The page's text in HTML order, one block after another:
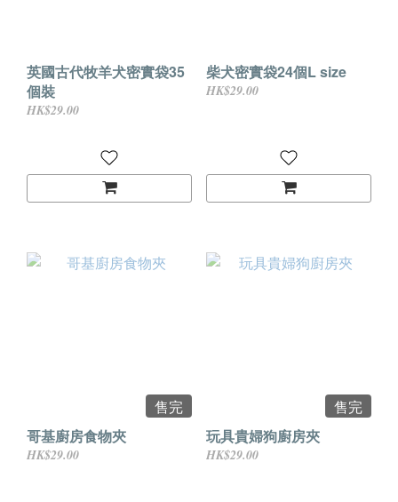
英國古代牧羊犬密實袋35
個裝
HK$29.00
柴犬密實袋24個L size
HK$29.00
售完
哥基廚房食物夾
HK$29.00
售完
玩具貴婦狗廚房夾
HK$29.00